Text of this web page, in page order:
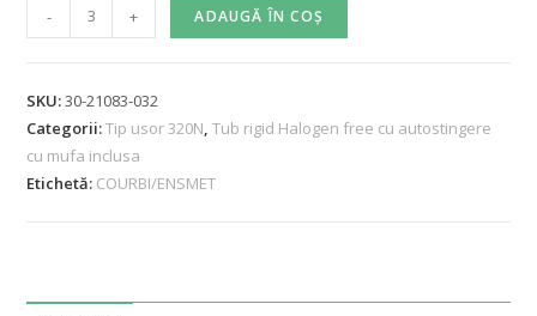
- + ADAUGĂ ÎN COȘ
SKU:30-21083-032
Categorii:Tip usor 320N ,Tub rigid Halogen free cu autostingere
cu mufa inclusa
Etichetă: COURBI/ENSMET